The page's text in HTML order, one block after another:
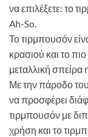
να επιλέξετε: το
Ah-So.
Το τιρμπουσόν
κρασιού και το
μεταλλική σπείρα
Με την πάροδο
να προσφέρει
τιρμπουσόν με
χρήση και το